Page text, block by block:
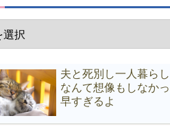
夫と死別し一人暮ら
なんて想像もしなか
早すぎるよ